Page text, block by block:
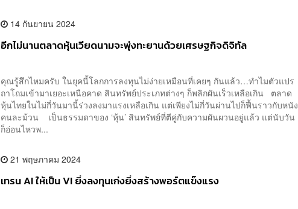
14 กันยายน 2024
อีกไม่นานตลาดหุ้นเวียดนามจะพุ่งทะยานด้วยเศรษฐกิจดิจิทัล
คุณรู้สึกไหมครับ ในยุคนี้โลกการลงทุนไม่ง่ายเหมือนที่เคยๆ กันแล้ว…ทำไมตัวแปร
ถาโถมเข้ามาเยอะเหนือคาด สินทรัพย์ประเภทต่างๆ ก็พลิกผันเร็วเหลือเกิน ตลาด
หุ้นไทยในไม่กี่วันมานี้ร่วงลงมาแรงเหลือเกิน แต่เพียงไม่กี่วันผ่านไปก็ฟื้นราวกับหนัง
คนละม้วน เป็นธรรมดาของ ‘หุ้น’ สินทรัพย์ที่ตีคู่กับความผันผวนอยู่แล้ว แต่นับวัน
ก็อ่อนไหวพ...
21 พฤษภาคม 2024
เทรน AI ให้เป็น VI ยิ่งลงทุนเก่งยิ่งสร้างพอร์ตแข็งแรง